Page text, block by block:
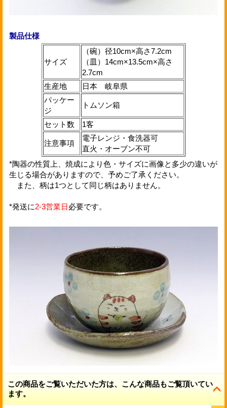
製品仕様
サイズ
（碗）径10cm×高さ7.2cm
（皿）14cm×13.5cm×高さ
2.7cm
生産地
日本 岐阜県
パッケー
ジ
トムソン箱
セット数 1客
注意事項
電子レンジ・食洗器可
直火・オーブン不可
*陶器の性質上、焼成により色・サイズに画像と多少の違いが
生じる場合がありますので、予めご了承ください。
また、柄は1つとして同じ柄はありません。
*発送に2-3営業日必要です。
この商品をご覧いただいた方は、こんな商品もご覧頂いてい
ます。